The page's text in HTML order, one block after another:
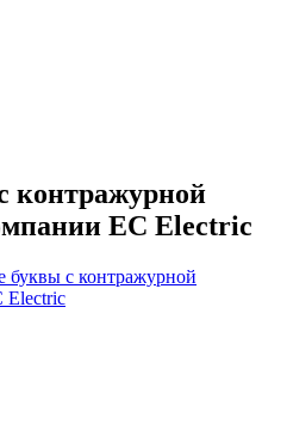
контражурной
EC Electric
буквы с контражурной
Electric